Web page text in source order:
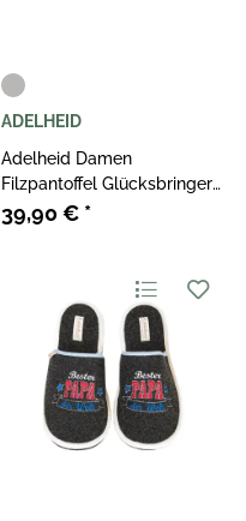
ADELHEID
Adelheid Damen
Filzpantoffel Glücksbringer
mausgrau
39,90 € *